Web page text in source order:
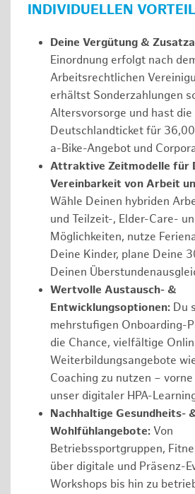
INDIVIDUELLEN
Deine Vergütung &
Einordnung erfolgt nach
Arbeitsrechtlichen
erhältst Sonderzahlungen
Altersvorsorge und hast
Deutschlandticket für
a-Bike-Angebot und
Attraktive Zeitmodelle für
Vereinbarkeit von Arbeit
Wähle Deinen hybriden
und Teilzeit-, Elder-Care-
Möglichkeiten, nutze
Deine Kinder, plane Deine
Deinen
Wertvolle Austausch- &
Entwicklungsoptionen: Du
mehrstufigen Onboarding-
die Chance, vielfältige
Weiterbildungsangebote
Coaching zu nutzen –
unser digitaler HPA-
Nachhaltige Gesundheits-
Wohlfühlangebote: Von
Betriebssportgruppen,
über digitale und Präsenz-
Workshops bis hin zu